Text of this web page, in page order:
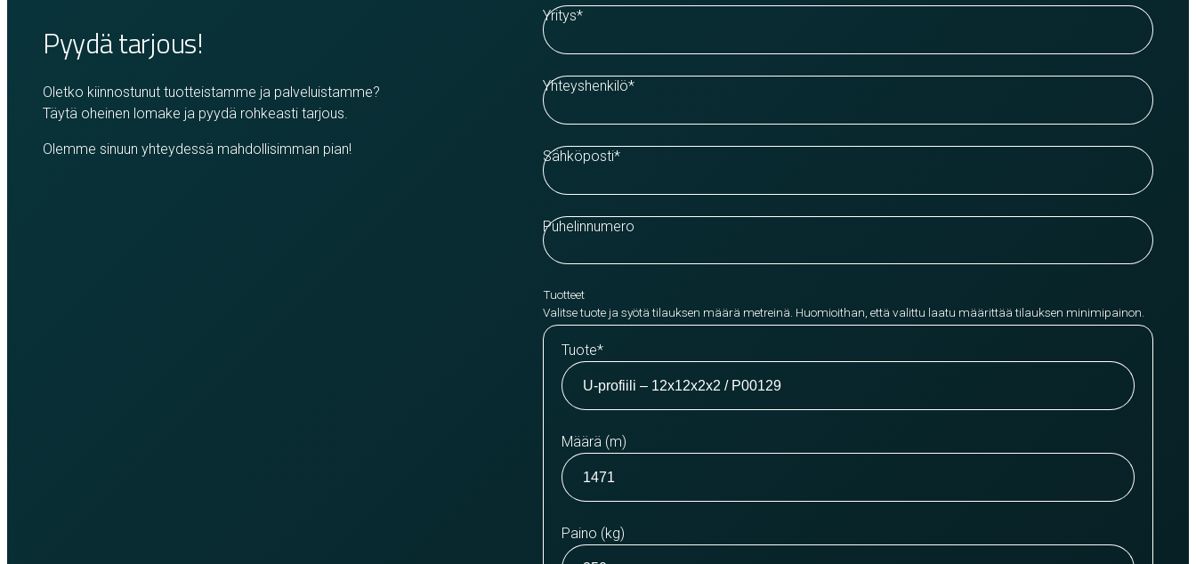
Pyydä tarjous!
Oletko kiinnostunut tuotteistamme ja palveluistamme?
Täytä oheinen lomake ja pyydä rohkeasti tarjous.
Olemme sinuun yhteydessä mahdollisimman pian!
Yritys*
Yhteyshenkilö*
Sähköposti*
Puhelinnumero
Tuotteet
Valitse tuote ja syötä tilauksen määrä metreinä. Huomioithan, että valittu laatu määrittää tilauksen minimipainon.
Tuote*
Määrä (m)
Paino (kg)